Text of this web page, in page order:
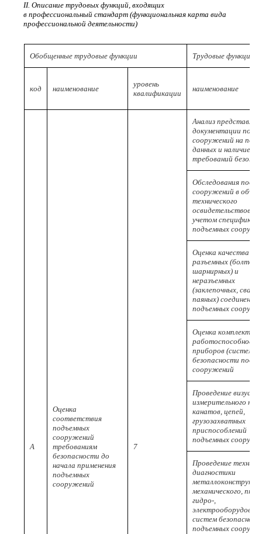
II. Описание трудовых функций, входящих
в профессиональный стандарт (функциональная карта вида
профессиональной деятельности)
Обобщенные трудовые функции Трудовые функции
код наименование
уровень
квалификации
наименование
A
Оценка
соответствия
подъемных
сооружений
требованиям
безопасности до
начала применения
подъемных
сооружений
7
Анализ
документации
сооружений на
данных и наличие
требований
Обследования
сооружений в
технического
учетом специфики
подъемных
Оценка качества
разъемных
шарнирных) и
неразъемных
(заклепочных,
паяных) соединений
подъемных
Оценка
работоспособности
приборов (систем)
безопасности
сооружений
Проведение
измерительного
канатов, цепей,
грузозахватных
приспособлений
подъемных
Проведение
диагностики
механического,
гидро-,
систем
подъемных